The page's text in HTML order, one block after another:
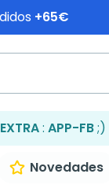
+65€
: APP-FB;)
Novedades